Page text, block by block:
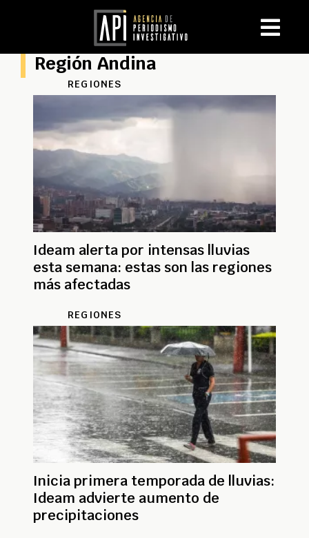
Región Andina
REGIONES
Ideam alerta por intensas lluvias
esta semana: estas son las regiones
más afectadas
REGIONES
Inicia primera temporada de lluvias:
Ideam advierte aumento de
precipitaciones